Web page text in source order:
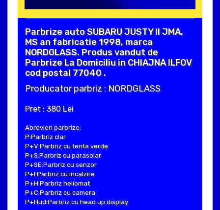
Parbrize auto SUBARU JUSTY II JMA,
MS an fabricatie 1998, marca
NORDGLASS. Produs vandut de
Parbrize La Domiciliu in CHIAJNA ILFOV
cod postal 77040 .
Producator parbriz : NORDGLASS
Pret : 380 Lei
Abrevieri parbrize:
P:Parbriz clar
P+V:Parbriz cu tenta verde
P+S:Parbriz cu parasolar
P+SE:Parbriz cu senzor
P+I:Parbriz cu incalzire
P+H:Parbriz heliomat
P+C:Parbriz cu camera
P+Hud:Parbriz cu head up display